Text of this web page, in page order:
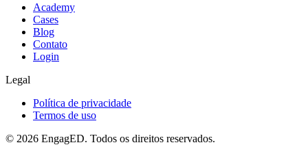
Academy
Cases
Blog
Contato
Login
Legal
Política de privacidade
Termos de uso
© 2026 EngagED. Todos os direitos reservados.